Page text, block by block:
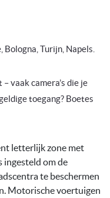
Bologna, Turijn, Napels.
– vaak camera’s die je
toegang? Boetes
letterlijk zone met
ingesteld om de
te beschermen
Motorische voertuigen